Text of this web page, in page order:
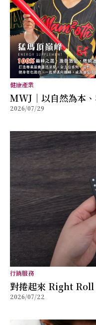
健康產業
MWJ｜以自然為本
福的全方位保健品牌
2026/07/29
行銷服務
對捲起來 Right Roll
SEO，協助品牌打造
2026/07/22